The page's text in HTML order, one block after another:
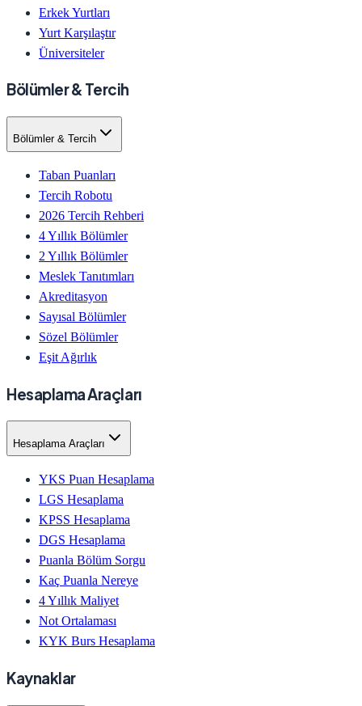
Erkek Yurtları
Yurt Karşılaştır
Üniversiteler
Bölümler & Tercih
Bölümler & Tercih
Taban Puanları
Tercih Robotu
2026 Tercih Rehberi
4 Yıllık Bölümler
2 Yıllık Bölümler
Meslek Tanıtımları
Akreditasyon
Sayısal Bölümler
Sözel Bölümler
Eşit Ağırlık
Hesaplama Araçları
Hesaplama Araçları
YKS Puan Hesaplama
LGS Hesaplama
KPSS Hesaplama
DGS Hesaplama
Puanla Bölüm Sorgu
Kaç Puanla Nereye
4 Yıllık Maliyet
Not Ortalaması
KYK Burs Hesaplama
Kaynaklar